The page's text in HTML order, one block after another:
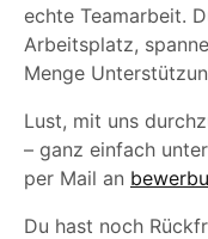
echte Teamarbeit.
Arbeitsplatz,
Menge
Lust, mit uns
– ganz einfach
per Mail an
Du hast noch